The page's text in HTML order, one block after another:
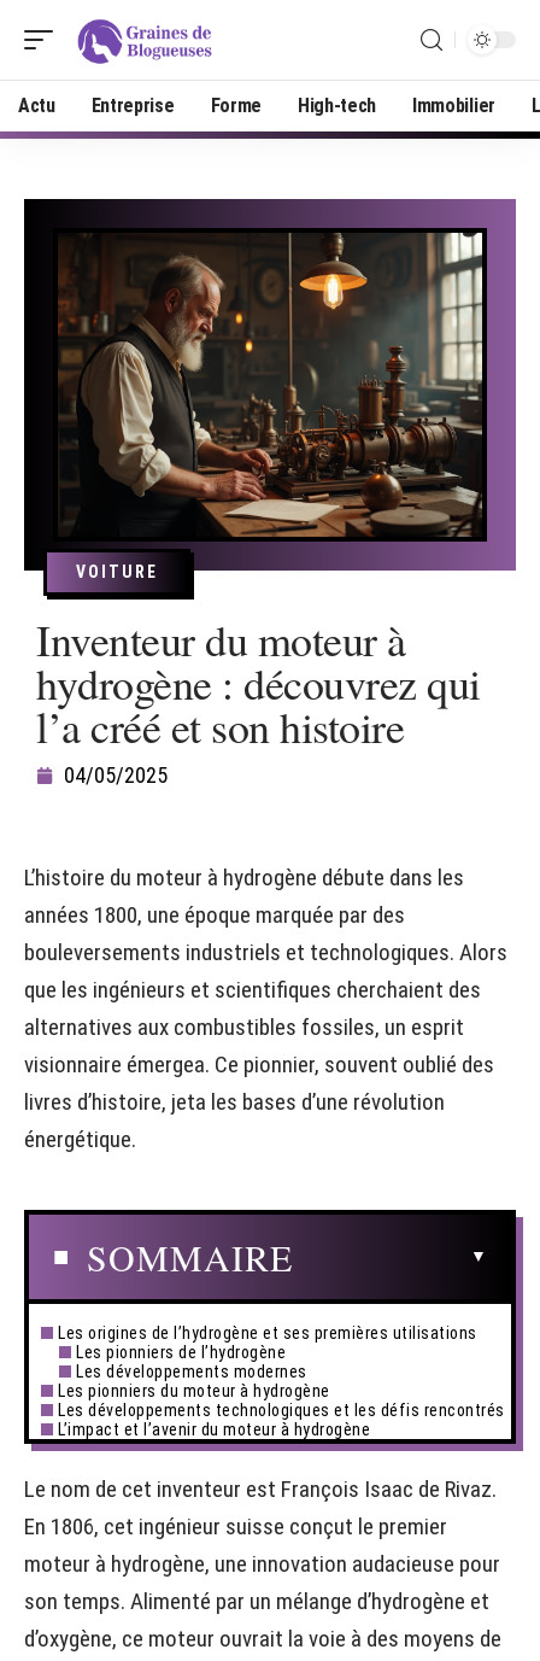
Actu Entreprise Forme High-tech Immobilier
VOITURE
Inventeur du moteur à
hydrogène : découvrez qui
l’a créé et son histoire
04/05/2025
L’histoire du moteur à hydrogène débute dans les
années 1800, une époque marquée par des
bouleversements industriels et technologiques. Alors
que les ingénieurs et scientifiques cherchaient des
alternatives aux combustibles fossiles, un esprit
visionnaire émergea. Ce pionnier, souvent oublié des
livres d’histoire, jeta les bases d’une révolution
énergétique.
SOMMAIRE
Les origines de l’hydrogène et ses premières utilisations
Les pionniers de l’hydrogène
Les développements modernes
Les pionniers du moteur à hydrogène
Les développements technologiques et les défis rencontrés
L’impact et l’avenir du moteur à hydrogène
Le nom de cet inventeur est François Isaac de Rivaz.
En 1806, cet ingénieur suisse conçut le premier
moteur à hydrogène, une innovation audacieuse pour
son temps. Alimenté par un mélange d’hydrogène et
d’oxygène, ce moteur ouvrait la voie à des moyens de